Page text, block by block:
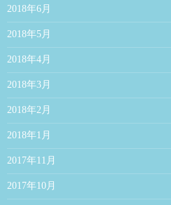
2018年6月
2018年5月
2018年4月
2018年3月
2018年2月
2018年1月
2017年11月
2017年10月